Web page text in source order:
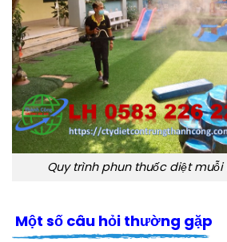
Quy trình phun thuốc diệt muỗi
Một số câu hỏi thường gặp